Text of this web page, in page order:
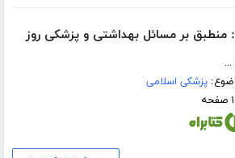
منطبق بر مسائل بهداشتی و پزشکی روز
...
پزشکی اسلامی